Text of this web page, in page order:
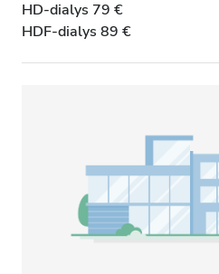
HD-dialys 79 €
HDF-dialys 89 €